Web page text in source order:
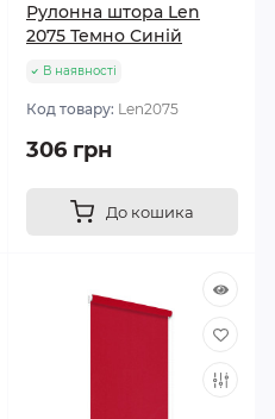
Рулонна штора Len
2075 Темно Синій
В наявності
Код товару: Len2075
306 грн
До кошика